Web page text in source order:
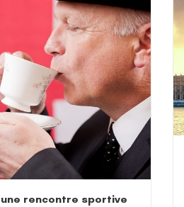
rencontre sportive